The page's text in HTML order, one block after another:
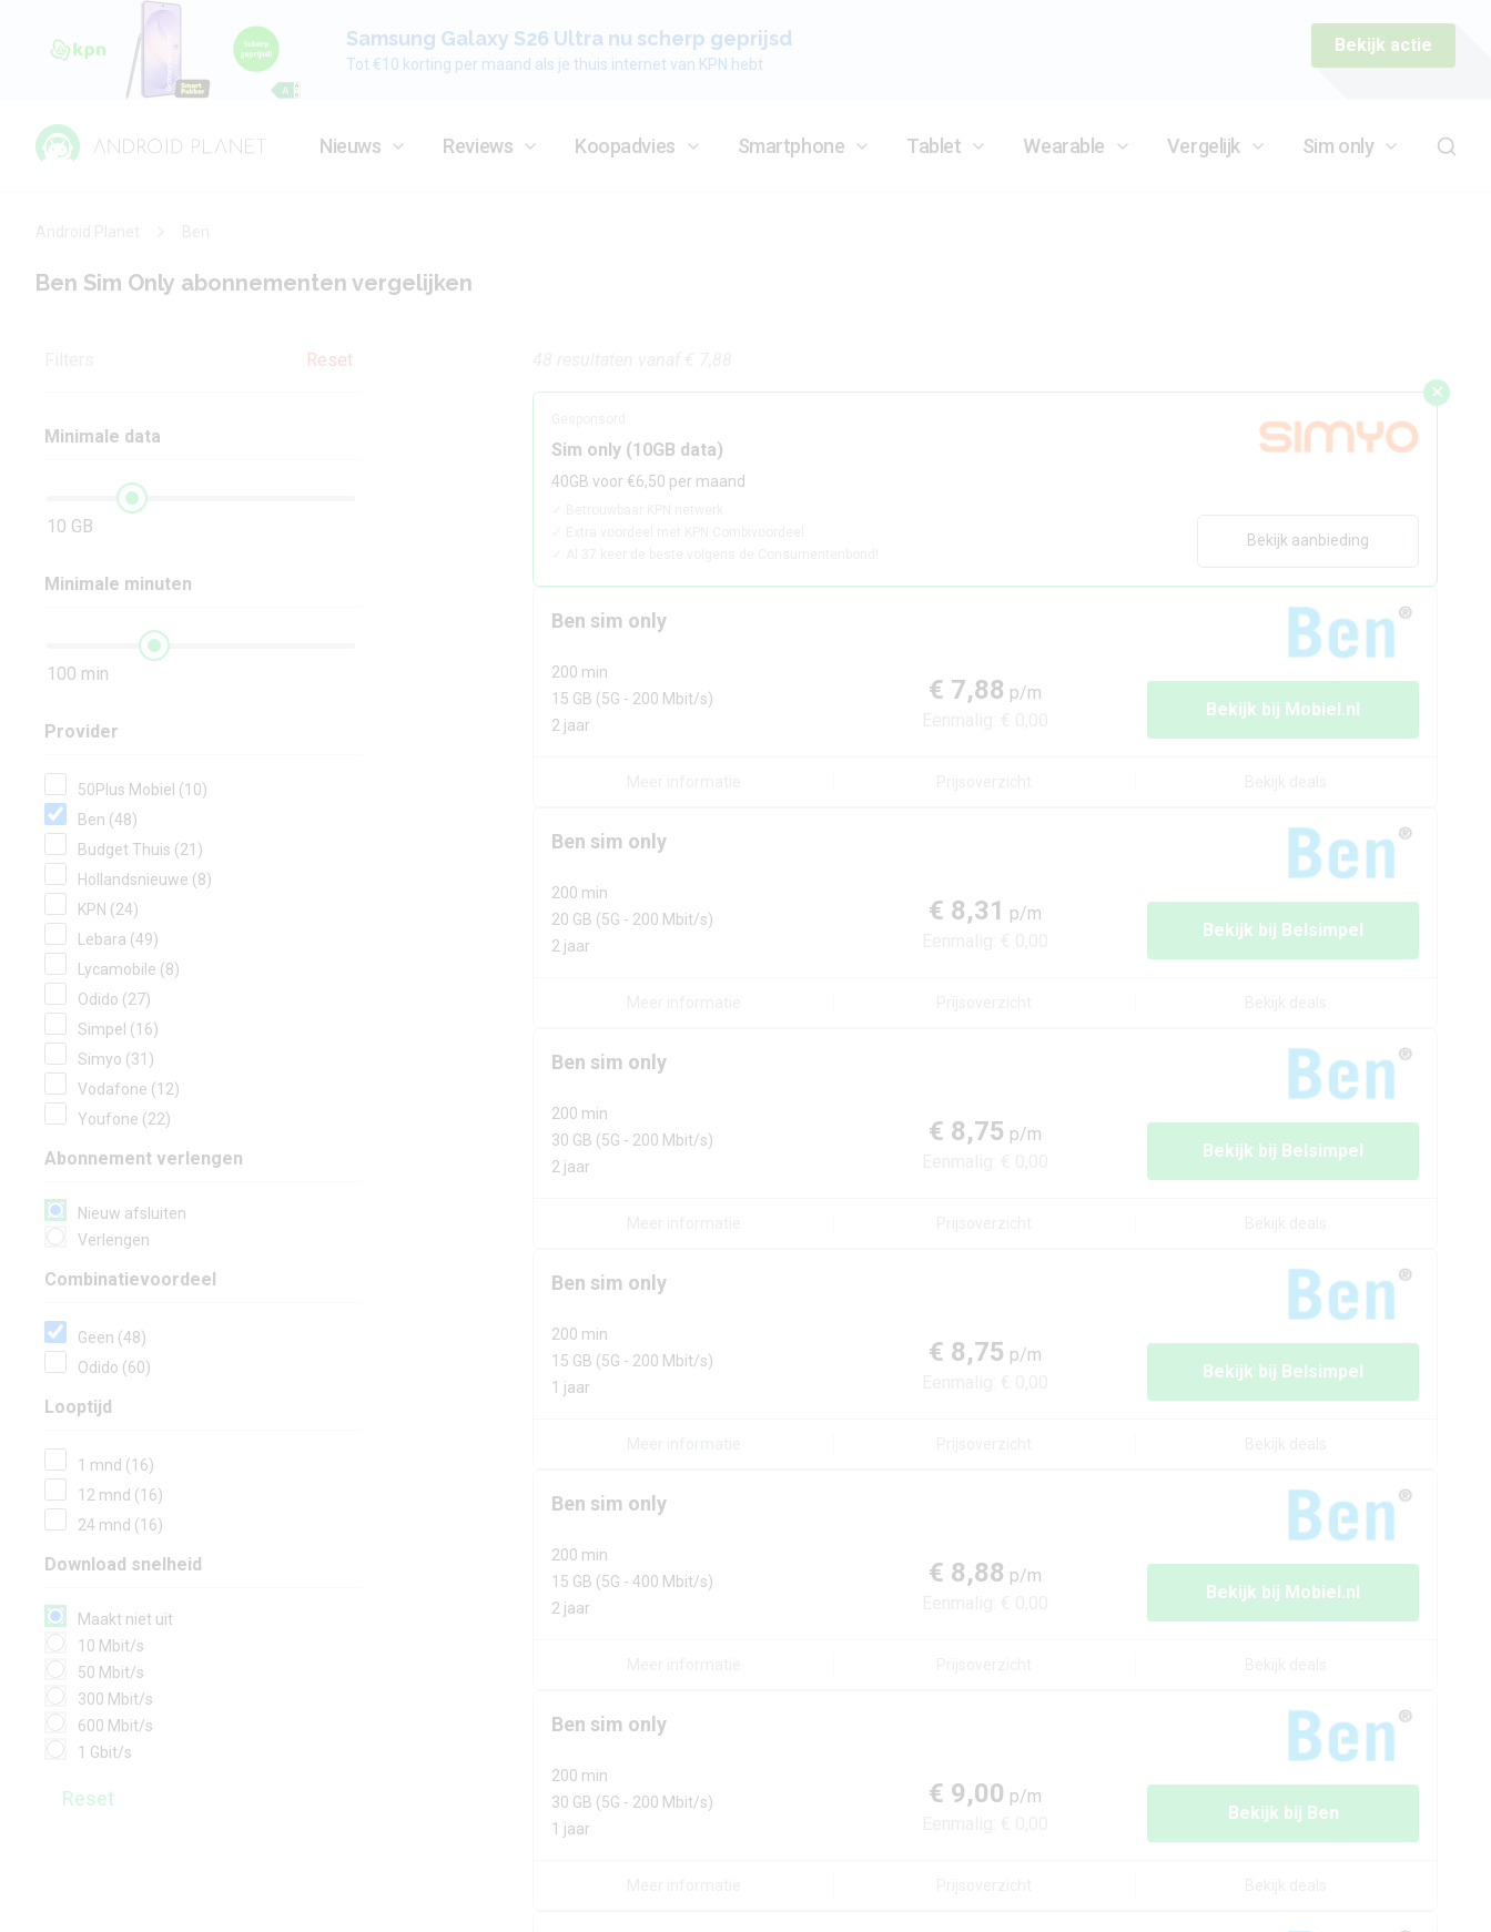
Samsung Galaxy S26 Ultra nu scherp geprijsd
Tot €10 korting per maand als je thuis internet van KPN hebt
Bekijk actie
Nieuws Reviews Koopadvies Smartphone Tablet Wearable Vergelijk Sim only
Ben Sim Only abonnementen vergelijken
Reset
Minimale data
10 GB
Minimale minuten
100 min
Provider
50Plus Mobiel (10)
Ben (48)
Budget Thuis (21)
Hollandsnieuwe (8)
KPN (24)
Lebara (49)
Lycamobile (8)
Odido (27)
Simpel (16)
Simyo (31)
Vodafone (12)
Youfone (22)
Abonnement verlengen
Nieuw afsluiten
Verlengen
Combinatievoordeel
Geen (48)
Odido (60)
Looptijd
1 mnd (16)
12 mnd (16)
24 mnd (16)
Download snelheid
Maakt niet uit
10 Mbit/s
50 Mbit/s
300 Mbit/s
600 Mbit/s
1 Gbit/s
Reset
✕
Sim only (10GB data)
40GB voor €6,50 per maand
Bekijk aanbieding
Ben sim only
200 min
15 GB (5G - 200 Mbit/s)
2 jaar
€ 7,88 p/m
Bekijk bij Mobiel.nl
Ben sim only
200 min
20 GB (5G - 200 Mbit/s)
2 jaar
€ 8,31 p/m
Bekijk bij Belsimpel
Ben sim only
200 min
30 GB (5G - 200 Mbit/s)
2 jaar
€ 8,75 p/m
Bekijk bij Belsimpel
Ben sim only
200 min
15 GB (5G - 200 Mbit/s)
1 jaar
€ 8,75 p/m
Bekijk bij Belsimpel
Ben sim only
200 min
15 GB (5G - 400 Mbit/s)
2 jaar
€ 8,88 p/m
Bekijk bij Mobiel.nl
Ben sim only
200 min
30 GB (5G - 200 Mbit/s)
1 jaar
€ 9,00 p/m
Bekijk bij Ben